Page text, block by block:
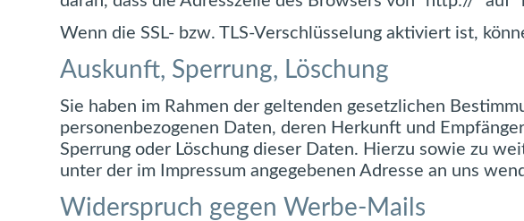
Wenn die SSL- bzw. TLS-Verschlüsselung aktiviert ist,
Auskunft, Sperrung, Löschung
Sie haben im Rahmen der geltenden gesetzlichen
personenbezogenen Daten, deren Herkunft und
Sperrung oder Löschung dieser Daten. Hierzu sowie zu
unter der im Impressum angegebenen Adresse an uns
Widerspruch gegen Werbe-Mails